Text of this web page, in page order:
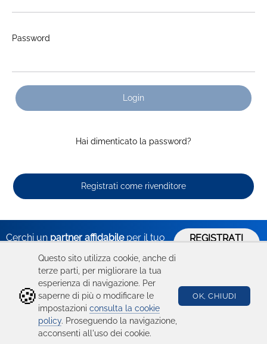
Password
Login
Hai dimenticato la password?
Registrati come rivenditore
Cerchi un partner affidabileper il tuo
REGISTRATI
Hai bisogno
di aiuto?
Condizioni d'uso
Catalogo
Ricambi
Device
Seguici su
🍪
Questo sito utilizza cookie, anche di
terze parti, per migliorare la tua
esperienza di navigazione. Per
saperne di più o modificare le
impostazioni consulta la cookie
policy. Proseguendo la navigazione,
acconsenti all'uso dei cookie.
OK, CHIUDI